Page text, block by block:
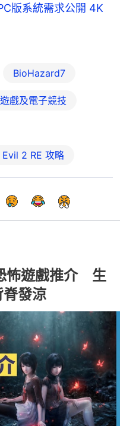
版系統需求公開 4K
BioHazard7
遊戲及電子競技
2 RE 攻略
怖遊戲推介 生
發涼